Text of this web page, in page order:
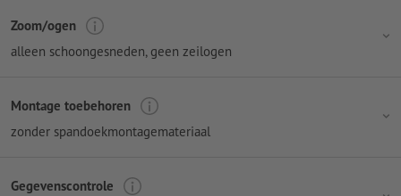
Zoom/ogen
alleen schoongesneden, geen zeilogen
Montage toebehoren
zonder spandoekmontagemateriaal
Gegevenscontrole